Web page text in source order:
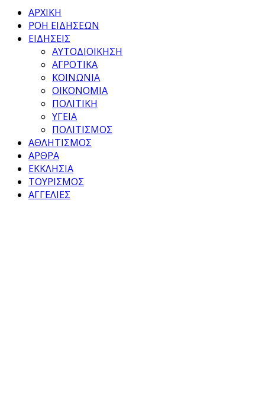
ΑΡΧΙΚΗ
ΡΟΗ ΕΙΔΗΣΕΩΝ
ΕΙΔΗΣΕΙΣ
ΑΥΤΟΔΙΟΙΚΗΣΗ
ΑΓΡΟΤΙΚΑ
ΚΟΙΝΩΝΙΑ
ΟΙΚΟΝΟΜΙΑ
ΠΟΛΙΤΙΚΗ
ΥΓΕΙΑ
ΠΟΛΙΤΙΣΜΟΣ
ΑΘΛΗΤΙΣΜΟΣ
ΑΡΘΡΑ
ΕΚΚΛΗΣΙΑ
ΤΟΥΡΙΣΜΟΣ
ΑΓΓΕΛΙΕΣ